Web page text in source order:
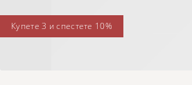
купете 3 и спестете 10%